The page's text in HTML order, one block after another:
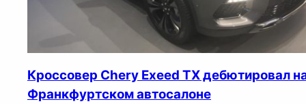
Кроссовер Chery Exeed TX дебютировал
Франкфуртском автосалоне